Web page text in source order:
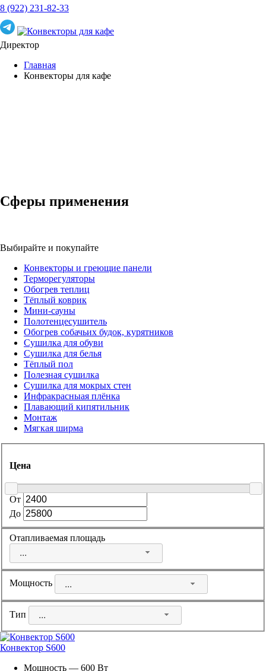
8 (922) 231-82-33
Директор
Главная
Конвекторы для кафе
Сферы применения
Выбирайте и покупайте
Конвекторы и греющие панели
Терморегуляторы
Обогрев теплиц
Тёплый коврик
Мини-сауны
Полотенцесушитель
Обогрев собачьих будок, курятников
Сушилка для обуви
Сушилка для белья
Тёплый пол
Полезная сушилка
Сушилка для мокрых стен
Инфракрасныая плёнка
Плавающий кипятильник
Монтаж
Мягкая ширма
Цена
От
До
Отапливаемая площадь
...
Мощность ...
Тип ...
Конвектор S600
Мощность — 600 Вт